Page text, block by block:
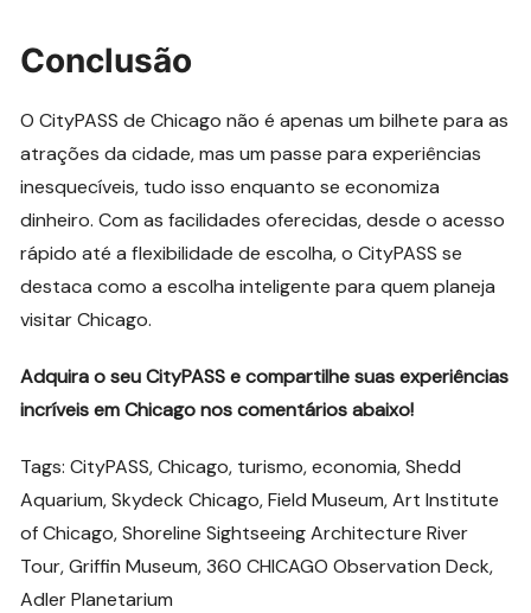
Conclusão
O CityPASS de Chicago não é apenas um bilhete para as
atrações da cidade, mas um passe para experiências
inesquecíveis, tudo isso enquanto se economiza
dinheiro. Com as facilidades oferecidas, desde o acesso
rápido até a flexibilidade de escolha, o CityPASS se
destaca como a escolha inteligente para quem planeja
visitar Chicago.
Adquira o seu CityPASS e compartilhe suas experiências
incríveis em Chicago nos comentários abaixo!
Tags: CityPASS, Chicago, turismo, economia, Shedd
Aquarium, Skydeck Chicago, Field Museum, Art Institute
of Chicago, Shoreline Sightseeing Architecture River
Tour, Griffin Museum, 360 CHICAGO Observation Deck,
Adler Planetarium